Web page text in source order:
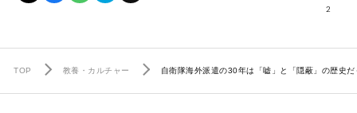
2
TOP 教養・カルチャー 自衛隊海外派遣の30年は「嘘」と「隠蔽」の歴史